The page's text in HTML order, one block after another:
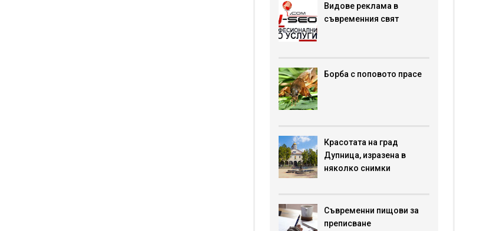
Видове реклама в
съвременния свят
Борба с поповото прасе
Красотата на град
Дупница, изразена в
няколко снимки
Съвременни пищови за
преписване